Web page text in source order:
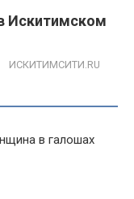
Искитимском
ИСКИТИМСИТИ.RU